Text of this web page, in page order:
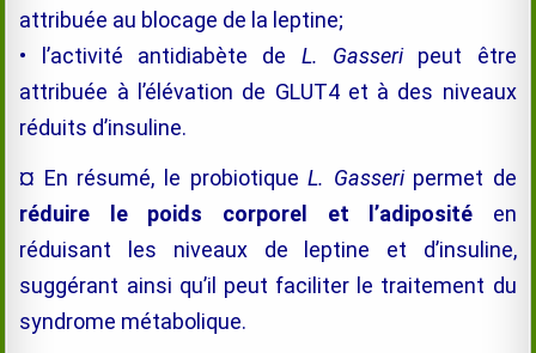
attribuée au blocage de la leptine;
• l’activité antidiabète de L. Gasseripeut être
attribuée à l’élévation de GLUT4 et à des niveaux
réduits d’insuline.
¤ En résumé, le probiotiqueL. Gasseripermet de
réduire le poids corporel et l’adiposité en
réduisant les niveaux de leptine et d’insuline,
suggérant ainsi qu’il peut faciliter le traitement du
syndrome métabolique.